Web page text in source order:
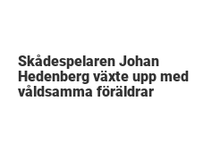
Skådespelaren Johan
Hedenberg växte upp med
våldsamma föräldrar